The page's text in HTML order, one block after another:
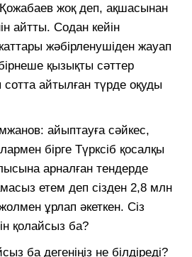
жоқ деп, ақшасынан
айтты. Содан кейін
жәбірленушіден жауап
қызықты сәттер
айтылған түрде оқуды
айыптауға сәйкес,
бірге Түрксіб қосалқы
арналған тендерде
етем деп сізден 2,8 млн
ұрлап әкеткен. Сіз
қолайсыз ба?
ба дегеніңіз не білдіреді?